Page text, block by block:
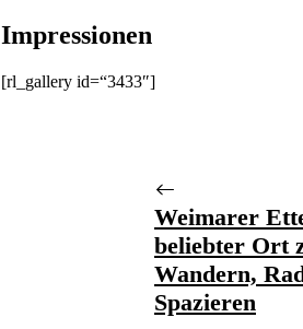
Impressionen
[rl_gallery id=“3433″]
Weimarer
beliebter Ort
Wandern,
Spazieren